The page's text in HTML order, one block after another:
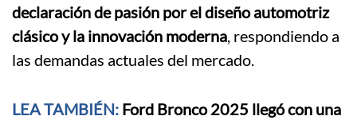
declaración de pasión por el diseño automotriz
clásico y la innovación moderna, respondiendo a
las demandas actuales del mercado.
LEA TAMBIÉN: Ford Bronco 2025 llegó con una